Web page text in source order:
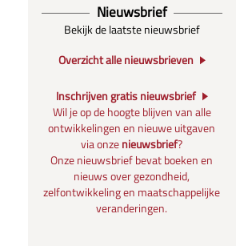
Nieuwsbrief
Bekijk de laatste nieuwsbrief
Overzicht alle nieuwsbrieven
Inschrijven gratis nieuwsbrief
Wil je op de hoogte blijven van alle
ontwikkelingen en nieuwe uitgaven
via onzenieuwsbrief?
Onze nieuwsbrief bevat boeken en
nieuws over gezondheid,
zelfontwikkeling en maatschappelijke
veranderingen.